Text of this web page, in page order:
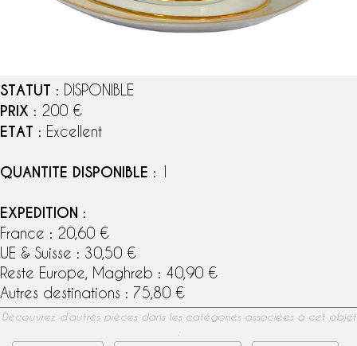
STATUT : DISPONIBLE
PRIX : 200 €
ETAT : Excellent
QUANTITE DISPONIBLE : 1
EXPEDITION :
France : 20,60 €
UE & Suisse : 30,50 €
Reste Europe, Maghreb : 40,90 €
Autres destinations : 75,80 €
Découvrez d’autres pièces dans les catégories associées à cet objet
: